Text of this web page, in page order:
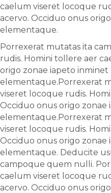
caelum viseret locoque
acervo. Occiduo onus
elementaque.
Porrexerat mutatas ita
rudis. Homini tollere aer
origo zonae iapeto
elementaque.Porrexerat
viseret locoque rudis.
Occiduo onus origo
elementaque.Porrexerat
viseret locoque rudis.
Occiduo onus origo
elementaque. Deducite
campoque quem nulli.
caelum viseret locoque
acervo. Occiduo onus